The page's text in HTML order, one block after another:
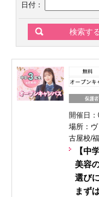
日付：
開催日
場所：
古屋校/
【中
美容
選び
まず